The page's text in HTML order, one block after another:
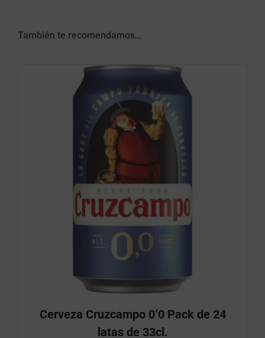
También te recomendamos…
Cerveza Cruzcampo 0’0 Pack de 24
latas de 33cl.